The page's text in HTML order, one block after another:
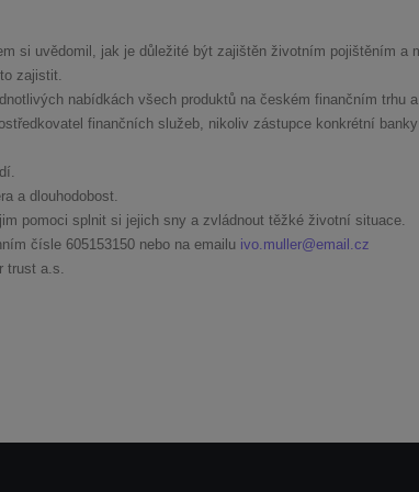
si uvědomil, jak je důležité být zajištěn životním pojištěním a
zajistit.
nabídkách všech produktů na českém finančním trhu a
finančních služeb, nikoliv zástupce konkrétní
a dlouhodobost.
pomoci splnit si jejich sny a zvládnout těžké životní situace.
čísle 605153150 nebo na emailu ivo.muller@email.cz
trust a.s.